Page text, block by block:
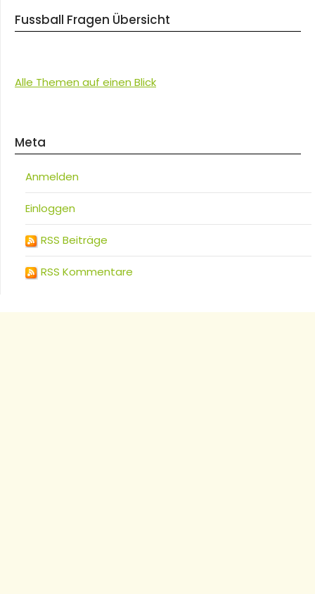
Fussball Fragen Übersicht
Alle Themen auf einen Blick
Meta
Anmelden
Einloggen
RSS Beiträge
RSS Kommentare